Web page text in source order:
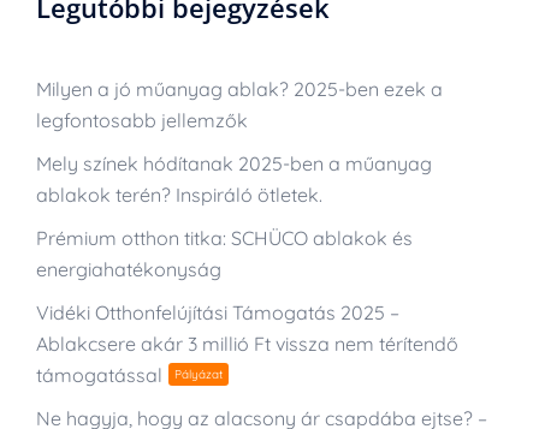
Legutóbbi bejegyzések
Milyen a jó műanyag ablak? 2025-ben ezek a
legfontosabb jellemzők
Mely színek hódítanak 2025-ben a műanyag
ablakok terén? Inspiráló ötletek.
Prémium otthon titka: SCHÜCO ablakok és
energiahatékonyság
Vidéki Otthonfelújítási Támogatás 2025 –
Ablakcsere akár 3 millió Ft vissza nem térítendő
támogatással
Pályázat
Ne hagyja, hogy az alacsony ár csapdába ejtse? –